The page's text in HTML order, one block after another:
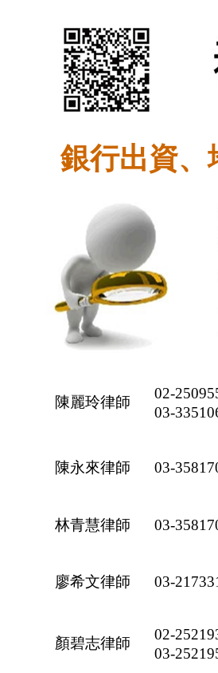
銀行出資、
陳麗玲律師
02-
03-
陳永來律師 03-
林青慧律師 03-
廖希文律師 03-
顏碧志律師
02-
03-